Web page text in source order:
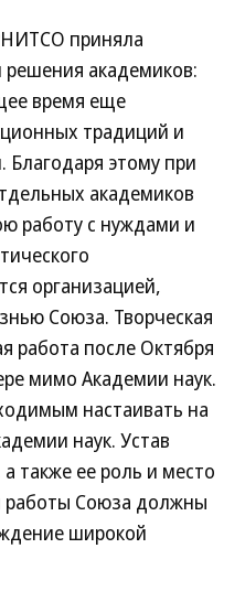
приняла
академиков:
время еще
традиций и
Благодаря этому при
академиков
работу с нуждами и
организацией,
Союза. Творческая
работа после Октября
мимо Академии наук.
настаивать на
наук. Устав
также ее роль и место
работы Союза должны
широкой